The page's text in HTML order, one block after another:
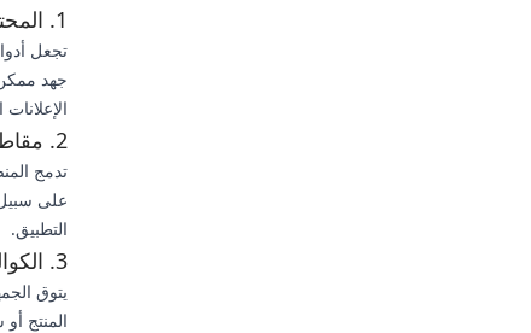
1. المحتوى المُنشأ بالذكاء الاصطناعي
جهد
2. مقاطع الفيديو التفاعلية والقابلة للتسوق
تدمج
التطبيق.
3. الكواليس واللحظات الأصيلة
يتوق
المنتج